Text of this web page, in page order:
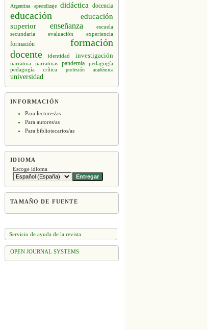
Argentina aprendizaje didáctica docencia
educación
educación
superior
enseñanza
escuela
secundaria
evaluación
experiencia
formación
formación
docente
identidad investigación
narrativa narrativas pandemia
pedagogía
pedagogía crítica
profesión académica
universidad
INFORMACIÓN
Para lectores/as
Para autores/as
Para bibliotecarios/as
IDIOMA
Escoge idioma
TAMAÑO DE FUENTE
Servicio de ayuda de la revista
OPEN JOURNAL SYSTEMS